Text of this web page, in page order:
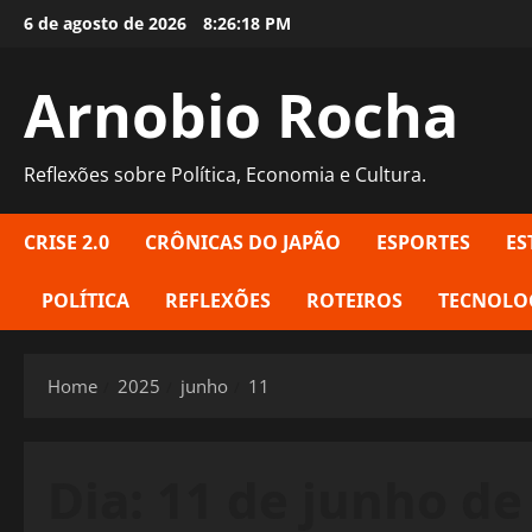
Skip6 de agosto de 2026 8:26:18 PM
Arnobio Rocha
Reflexões sobre Política, Economia e Cultura.
CRISE 2.0 CRÔNICAS DO JAPÃO ESPORTES
POLÍTICA REFLEXÕES ROTEIROS
Home 2025 junho 11